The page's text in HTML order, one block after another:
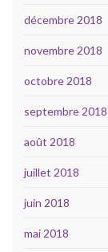
décembre 2018
novembre 2018
octobre 2018
septembre 2018
août 2018
juillet 2018
juin 2018
mai 2018